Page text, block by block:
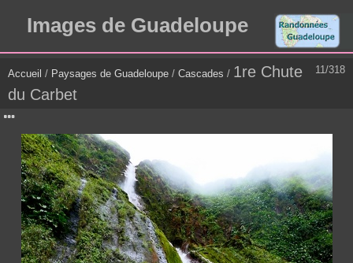
Images de Guadeloupe
11/318
Accueil / Paysages de Guadeloupe / Cascades / 1re Chute
du Carbet